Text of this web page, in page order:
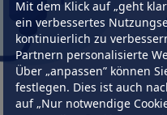
Mit dem Klick auf „geht
ein verbessertes
kontinuierlich zu
Partnern personalisierte
Über „anpassen” können
festlegen. Dies ist auch
auf „Nur notwendige